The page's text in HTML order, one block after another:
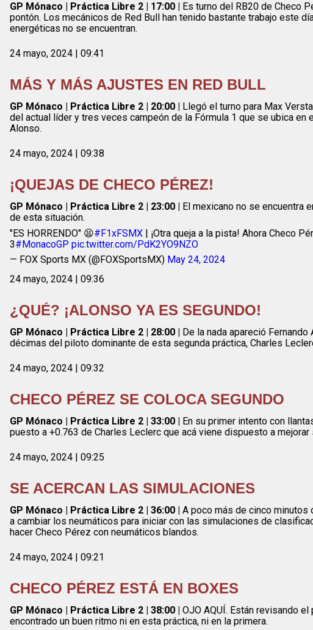
GP Mónaco | Práctica Libre 2 | 17:00 | Es turno del RB20 de Checo
pontón. Los mecánicos de Red Bull han tenido bastante trabajo este
energéticas no se encuentran.
24 mayo, 2024 | 09:41
MÁS Y MÁS AJUSTES EN RED BULL
GP Mónaco | Práctica Libre 2 | 20:00 | Llegó el turno para Max
del actual líder y tres veces campeón de la Fórmula 1 que se ubica
Alonso.
24 mayo, 2024 | 09:38
¡QUEJAS DE CHECO PÉREZ!
GP Mónaco | Práctica Libre 2 | 23:00 | El mexicano no se encuentra
de esta situación.
"ES HORRENDO" 😫#F1xFSMX | ¡Otra queja a la pista! Ahora Checo
3#MonacoGP pic.twitter.com/PdK2YO9NZO
— FOX Sports MX (@FOXSportsMX) May 24, 2024
24 mayo, 2024 | 09:36
¿QUÉ? ¡ALONSO YA ES SEGUNDO!
GP Mónaco | Práctica Libre 2 | 28:00 | De la nada apareció
décimas del piloto dominante de esta segunda práctica, Charles
24 mayo, 2024 | 09:32
CHECO PÉREZ SE COLOCA SEGUNDO
GP Mónaco | Práctica Libre 2 | 33:00 | En su primer intento con
puesto a +0.763 de Charles Leclerc que acá viene dispuesto a mejorar
24 mayo, 2024 | 09:25
SE ACERCAN LAS SIMULACIONES
GP Mónaco | Práctica Libre 2 | 36:00 | A poco más de cinco minutos
a cambiar los neumáticos para iniciar con las simulaciones de
hacer Checo Pérez con neumáticos blandos.
24 mayo, 2024 | 09:21
CHECO PÉREZ ESTÁ EN BOXES
GP Mónaco | Práctica Libre 2 | 38:00 | OJO AQUÍ. Están revisando
encontrado un buen ritmo ni en esta práctica, ni en la primera.